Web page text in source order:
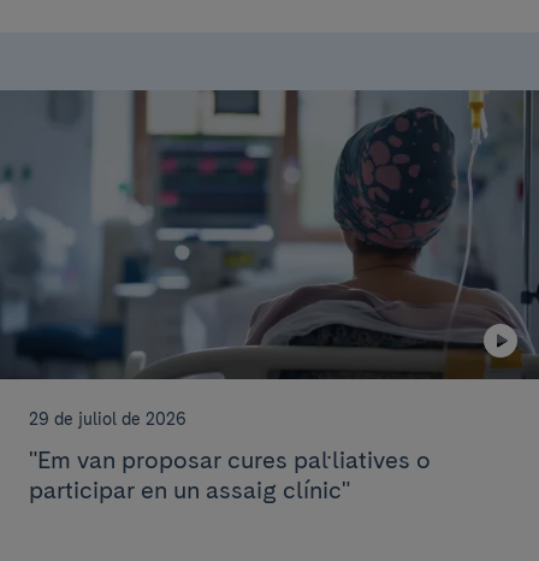
29 de juliol de 2026
"Em van proposar cures pal·liatives o
participar en un assaig clínic"